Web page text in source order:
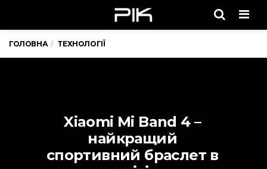
ГОЛОВНА ТЕХНОЛОГІЇ
Xiaomi Mi Band 4 –
найкращий
спортивний браслет в